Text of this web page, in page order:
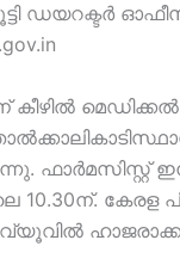
ഡയറക്ടർ
കീഴിൽ
ഫാർമസിസ്റ്റ്
കേരള